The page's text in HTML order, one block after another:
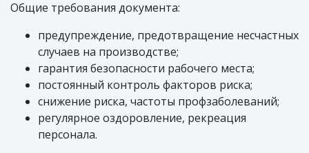
Общие требования документа:
предупреждение, предотвращение несчастных
случаев на производстве;
гарантия безопасности рабочего места;
постоянный контроль факторов риска;
снижение риска, частоты профзаболеваний;
регулярное оздоровление, рекреация
персонала.